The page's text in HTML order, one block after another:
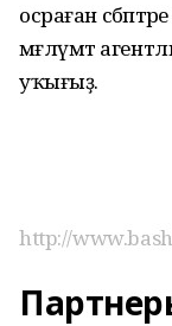
осраған
мәғлүмәт
уҡығыҙ.
http://